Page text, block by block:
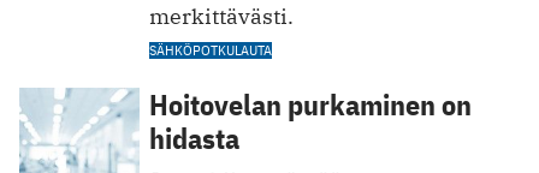
merkittävästi.
SÄHKÖPOTKULAUTA
Hoitovelan purkaminen on
hidasta